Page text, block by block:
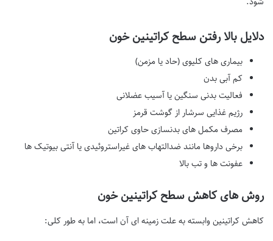
دلایل بالا رفتن سطح کراتینین خون
بیماری های کلیوی (حاد یا مزمن)
کم آبی بدن
فعالیت بدنی سنگین یا آسیب عضلانی
رژیم غذایی سرشار از گوشت قرمز
مصرف مکمل های بدنسازی حاوی کراتین
برخی داروها مانند ضدالتهاب های غیراستروئیدی یا آنتی بیوتیک ها
عفونت ها و تب بالا
روش های کاهش سطح کراتینین خون
کاهش کراتینین وابسته به علت زمینه ای آن است، اما به طور کلی: